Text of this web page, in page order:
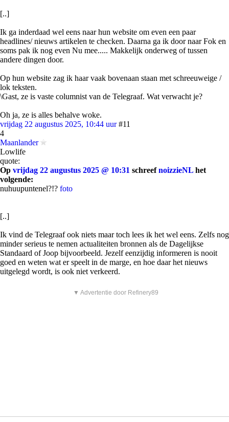
[..]
Ik ga inderdaad wel eens naar hun website om even een paar
headlines/ nieuws artikelen te checken. Daarna ga ik door naar Fok en
soms pak ik nog even Nu mee..... Makkelijk onderweg of tussen
andere dingen door.
Op hun website zag ik haar vaak bovenaan staan met schreeuweige /
lok teksten.
\Gast, ze is vaste columnist van de Telegraaf. Wat verwacht je?
Oh ja, ze is alles behalve woke.
vrijdag 22 augustus 2025, 10:44 uur #11
4
Maanlander
Lowlife
quote:
Op vrijdag 22 augustus 2025 @ 10:31 schreefnoizzieNL het
volgende:
nuhuupuntenel?!? foto
[..]
Ik vind de Telegraaf ook niets maar toch lees ik het wel eens. Zelfs nog
minder serieus te nemen actualiteiten bronnen als de Dagelijkse
Standaard of Joop bijvoorbeeld. Jezelf eenzijdig informeren is nooit
goed en weten wat er speelt in de marge, en hoe daar het nieuws
uitgelegd wordt, is ook niet verkeerd.
▼ Advertentie door Refinery89